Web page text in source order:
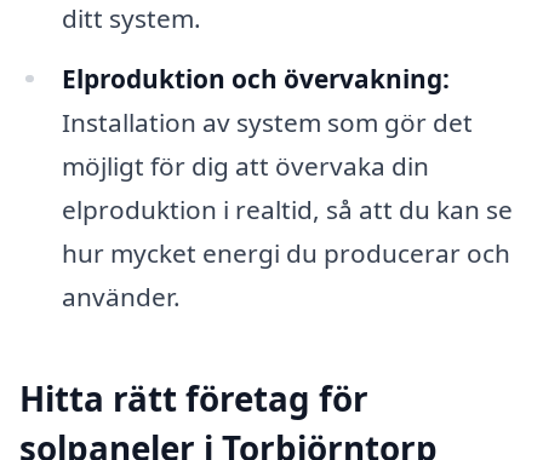
ditt system.
Elproduktion och övervakning:
Installation av system som gör det
möjligt för dig att övervaka din
elproduktion i realtid, så att du kan se
hur mycket energi du producerar och
använder.
Hitta rätt företag för
solpaneler i Torbjörntorp